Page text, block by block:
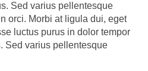
Sed varius pellentesque
orci. Morbi at ligula dui, eget
luctus purus in dolor tempor
Sed varius pellentesque